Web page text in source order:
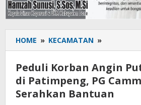
HOME » KECAMATAN »
Korban
Angin
Puting
Beliung
di
Peduli Korban Angin
di Patimpeng, PG
Serahkan Bantuan